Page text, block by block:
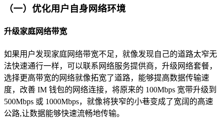
（一）优化用户自身网络环境
升级家庭网络带宽
如果用户发现家庭网络带宽不足，就像发现自己的道路太窄无
法快速通行一样，可以联系网络服务提供商，升级网络套餐，
选择更高带宽的网络就像拓宽了道路，能够提高数据传输速
度，改善 IM 钱包的网络连接，将原来的 100Mbps 宽带升级到
500Mbps 或 1000Mbps，就像将狭窄的小巷变成了宽阔的高速
公路,让数据能够快速流畅地传输。